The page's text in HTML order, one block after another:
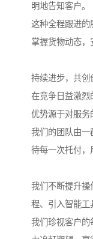
明地告知客户。
这种全程跟进的
掌握货物动态，
持续进步，共创
在竞争日益激烈
优势源于对服务
我们的团队由一
待每一次托付，
我们不断提升操
程、引入智能工
我们珍视客户的